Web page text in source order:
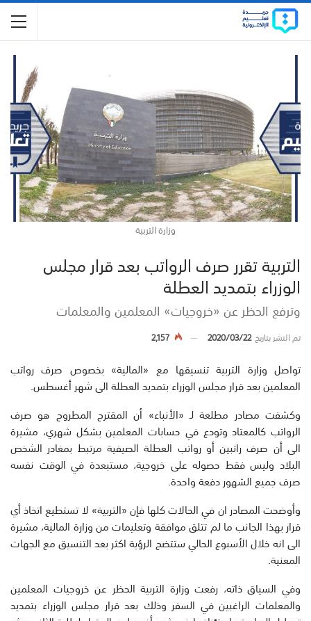
وزارة التربية
التربية تقرر صرف الرواتب بعد قرار مجلس
الوزراء بتمديد العطلة
وترفع الحظر عن «خروجيات» المعلمين والمعلمات
تم النشر بتاريخ2020/03/22
2,157
تواصل وزارة التربية تنسيقها مع «المالية» بخصوص صرف رواتب
المعلمين بعد قرار مجلس الوزراء بتمديد العطلة الى شهر أغسطس.
وكشفت مصادر مطلعة لـ «الأنباء» أن المقترح المطروح هو صرف
الرواتب كالمعتاد وتودع في حسابات المعلمين بشكل شهري، مشيرة
الى أن صرف راتبين أو رواتب العطلة الصيفية مرتبط بمغادر الشخص
البلاد وليس فقط حصوله على خروجية، مستبعدة في الوقت نفسه
صرف جميع الشهور دفعة واحدة.
وأوضحت المصادر ان في الحالات كلها فإن «التربية» لا تستطيع اتخاذ أي
قرار بهذا الجانب ما لم تتلق موافقة وتعليمات من وزارة المالية، مشيرة
الى انه خلال الأسبوع الحالي ستتضح الرؤية اكثر بعد التنسيق مع الجهات
المعنية.
وفي السياق ذاته، رفعت وزارة التربية الحظر عن خروجيات المعلمين
والمعلمات الراغبين في السفر وذلك بعد قرار مجلس الوزراء بتمديد